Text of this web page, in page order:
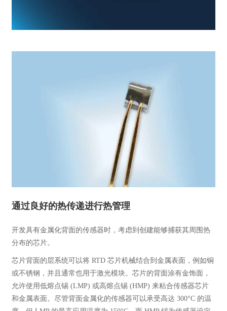
通过良好的热传递进行热管理
开发具有金属化背面的传感器时，考虑到创建能够捕获其周围热
分布的芯片。
芯片背面的层系统可以将 RTD 芯片机械结合到金属表面，例如铜
或不锈钢，并且通常也用于激光模块。芯片的背面涂有金饰面，
允许使用低熔点锡 (LMP) 或高熔点锡 (HMP) 来粘合传感器芯片
和金属表面。尽管背面金属化的传感器可以承受高达 300°C 的温